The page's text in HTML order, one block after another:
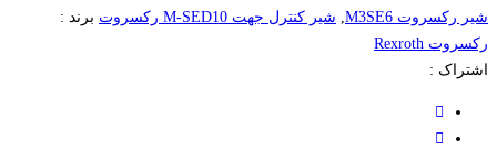
شیر رکسروت M3SE6
, شیر کنترل جهت M-SED10 رکسروت
برند :
رکسروت Rexroth
اشتراک :